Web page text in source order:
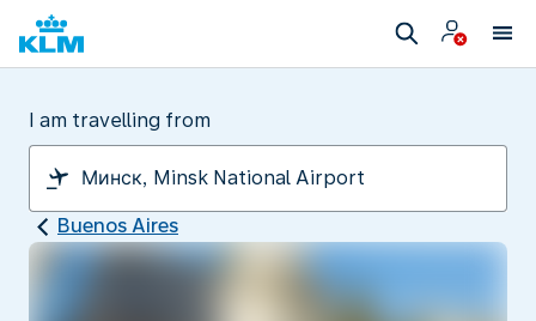
I am travelling from
Buenos Aires